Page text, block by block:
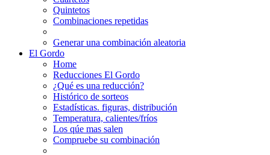
Quintetos
Combinaciones repetidas
Generar una combinación aleatoria
El Gordo
Home
Reducciones El Gordo
¿Qué es una reducción?
Histórico de sorteos
Estadísticas. figuras, distribución
Temperatura, calientes/fríos
Los qúe mas salen
Compruebe su combinación